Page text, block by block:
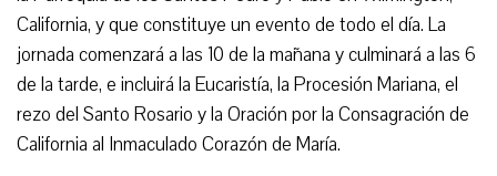
California, y que constituye un evento de todo el día. La
jornada comenzará a las 10 de la mañana y culminará a las 6
de la tarde, e incluirá la Eucaristía, la Procesión Mariana, el
rezo del Santo Rosario y la Oración por la Consagración de
California al Inmaculado Corazón de María.